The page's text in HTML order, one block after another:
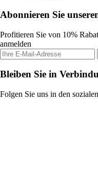
Abonnieren Sie
Profitieren Sie von 10%
anmelden
Bleiben Sie in
Folgen Sie uns in den